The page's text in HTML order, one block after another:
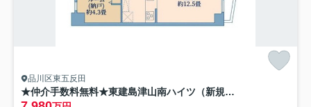
品川区東五反田
★仲介手数料無料★東建島津山南ハイツ（新規リノベーション済み）